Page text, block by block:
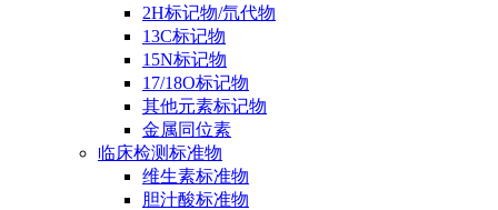
2H标记物/氘代物
13C标记物
15N标记物
17/18O标记物
其他元素标记物
金属同位素
临床检测标准物
维生素标准物
胆汁酸标准物